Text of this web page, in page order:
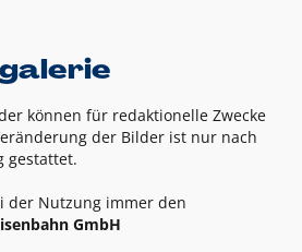
können für redaktionelle Zwecke
der Bilder ist nur nach
gestattet.
der Nutzung immer den
GmbH